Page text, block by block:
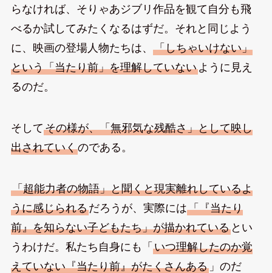
らなければ、そりゃあジブリ作品を観て自分も飛
べるか試してみたくなるはずだ。それと同じよう
に、映画の登場人物たちは、 「しちゃいけない」
という「当たり前」を理解していないように見え
るのだ。
そしてその様が、「無邪気な残酷さ」として映し
出されていくのである。
「超能力者の物語」と聞くと現実離れしているよ
うに感じられるだろうが、実際には「『当たり
前』を知らない子どもたち」が描かれているとい
うわけだ。私たち自身にも「 いつ理解したのか覚
えていない『当たり前』がたくさんある」のだ